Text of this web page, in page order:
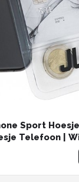
Sport
Telefoon |